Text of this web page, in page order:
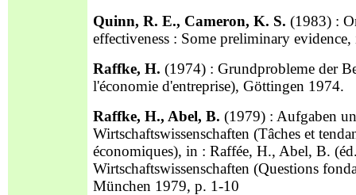
Quinn, R. E., Cameron, K. S. (1983) :
effectiveness : Some preliminary
Raffke, H. (1974) : Grundprobleme der
l'économie d'entreprise), Göttingen 1974.
Raffke, H., Abel, B. (1979) : Aufgaben
Wirtschaftswissenschaften (Tâches et
économiques), in : Raffée, H., Abel, B.
Wirtschaftswissenschaften (Questions
München 1979, p. 1-10